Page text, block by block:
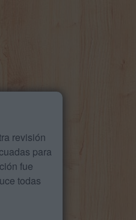
revisión
para
fue
todas